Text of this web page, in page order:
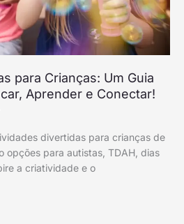
para Crianças: Um Guia
Aprender e Conectar!
divertidas para crianças de
opções para autistas, TDAH, dias
a criatividade e o